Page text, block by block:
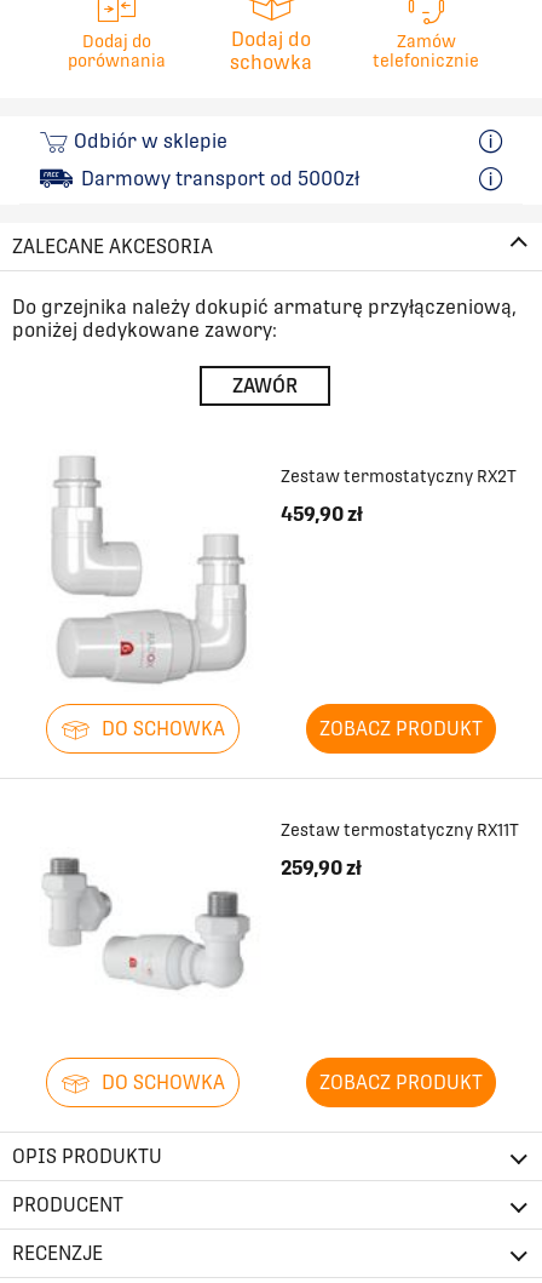
Dodaj do
porównania
Dodaj do
schowka
Zamów
telefonicznie
Odbiór w sklepie
Darmowy transport od 5000zł
ZALECANE AKCESORIA
Do grzejnika należy dokupić armaturę przyłączeniową,
poniżej dedykowane zawory:
ZAWÓR
Zestaw termostatyczny RX2T
459,90 zł
DO SCHOWKA ZOBACZ PRODUKT
Zestaw termostatyczny RX11T
259,90 zł
DO SCHOWKA ZOBACZ PRODUKT
OPIS PRODUKTU
PRODUCENT
RECENZJE